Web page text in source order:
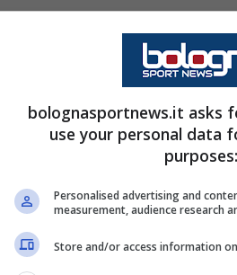
il più possibile in vista
tra Serie A, Coppa
momento ci sono le fasce
di
su Vega
da ormai un mese è
bolognasportnews.it asks
use your personal data
purposes:
Personalised advertising and
measurement, audience research
Store and/or access information